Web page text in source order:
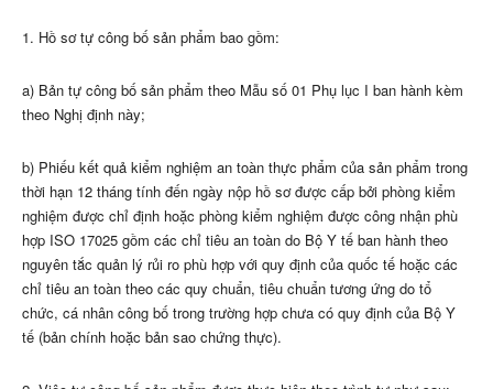
1. Hồ sơ tự công bố sản phẩm bao gồm:
a) Bản tự công bố sản phẩm theo Mẫu số 01 Phụ lục I ban hành kèm
theo Nghị định này;
b) Phiếu kết quả kiểm nghiệm an toàn thực phẩm của sản phẩm trong
thời hạn 12 tháng tính đến ngày nộp hồ sơ được cấp bởi phòng kiểm
nghiệm được chỉ định hoặc phòng kiểm nghiệm được công nhận phù
hợp ISO 17025 gồm các chỉ tiêu an toàn do Bộ Y tế ban hành theo
nguyên tắc quản lý rủi ro phù hợp với quy định của quốc tế hoặc các
chỉ tiêu an toàn theo các quy chuẩn, tiêu chuẩn tương ứng do tổ
chức, cá nhân công bố trong trường hợp chưa có quy định của Bộ Y
tế (bản chính hoặc bản sao chứng thực).